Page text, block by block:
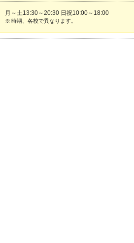
月～土13:30～20:30 日祝10:00～18:00
※ 時期、各校で異なります。